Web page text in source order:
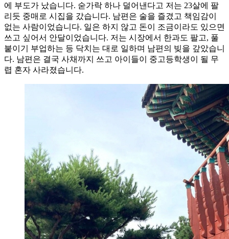
에 부도가 났습니다. 숟가락 하나 덜어낸다고 저는 23살에 팔
리듯 중매로 시집을 갔습니다. 남편은 술을 즐겼고 책임감이
없는 사람이었습니다. 일은 하지 않고 돈이 조금이라도 있으면
쓰고 싶어서 안달이었습니다. 저는 시장에서 한과도 팔고, 풀
붙이기 부업하는 등 닥치는 대로 일하며 남편의 빚을 갚았습니
다. 남편은 결국 사채까지 쓰고 아이들이 중고등학생이 될 무
렵 혼자 사라졌습니다.